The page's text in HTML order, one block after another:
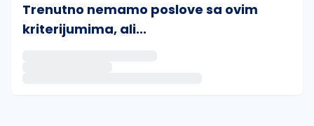
Trenutno nemamo poslove sa ovim
kriterijumima, ali...